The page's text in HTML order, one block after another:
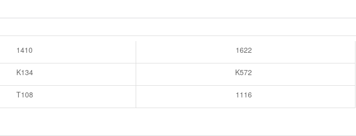
1410 1622
K134 K572
T108 1116